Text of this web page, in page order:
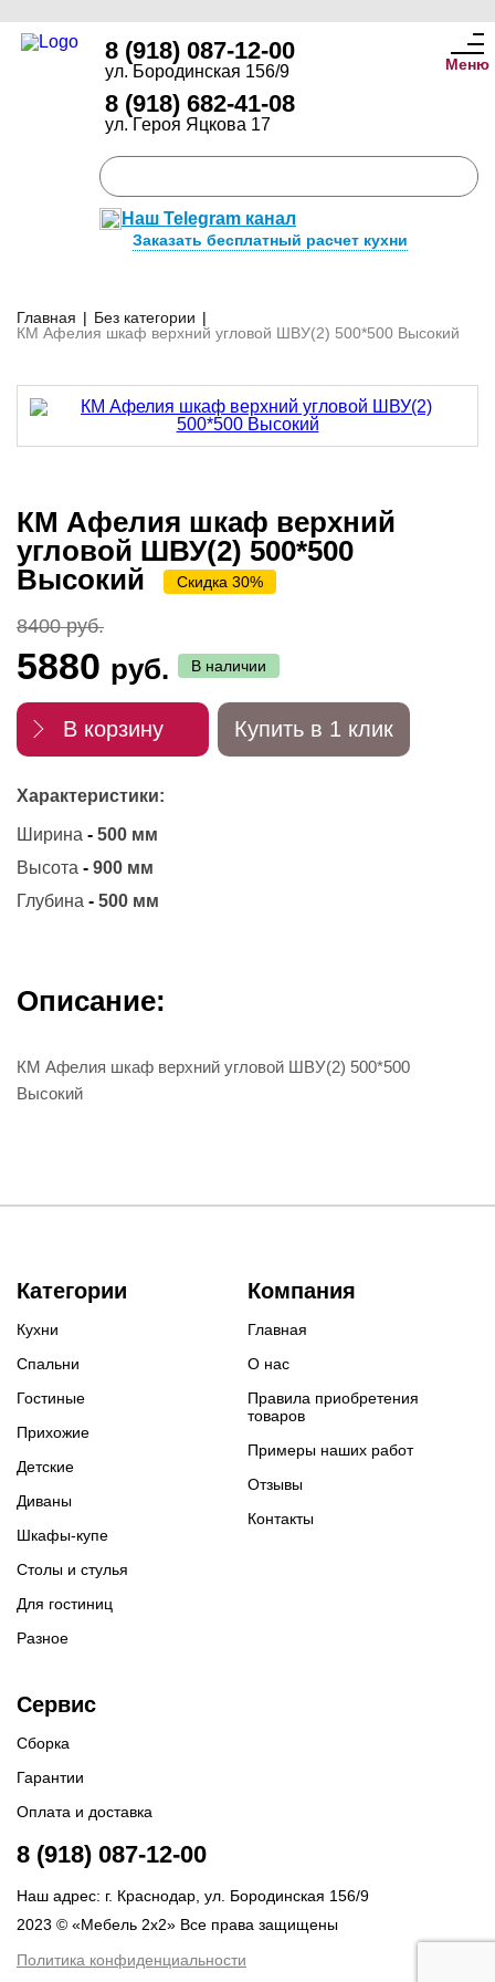
8 (918) 087-12-00
ул. Бородинская 156/9
8 (918) 682-41-08
ул. Героя Яцкова 17
Наш Telegram канал
Заказать бесплатный расчет кухни
Меню
Главная | Без категории |
КМ Афелия шкаф верхний угловой ШВУ(2) 500*500 Высокий
КМ Афелия шкаф верхний
угловой ШВУ(2) 500*500
Высокий
Скидка 30%
8400 руб.
5880 руб. В наличии
В корзину Купить в 1 клик
Характеристики:
Ширина - 500 мм
Высота - 900 мм
Глубина - 500 мм
Описание:
КМ Афелия шкаф верхний угловой ШВУ(2) 500*500
Высокий
Категории
Кухни
Спальни
Гостиные
Прихожие
Детские
Диваны
Шкафы-купе
Столы и стулья
Для гостиниц
Разное
Компания
Главная
О нас
Правила приобретения
товаров
Примеры наших работ
Отзывы
Контакты
Сервис
Сборка
Гарантии
Оплата и доставка
8 (918) 087-12-00
Наш адрес: г. Краснодар, ул. Бородинская 156/9
2023 © «Мебель 2x2» Все права защищены
Политика конфиденциальности